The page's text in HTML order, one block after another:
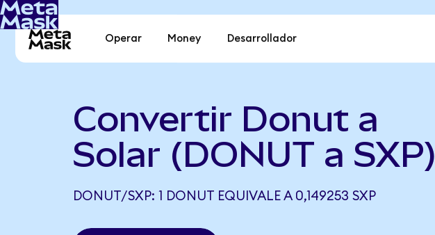
Operar Money Desarrollador
Convertir Donut a
Solar (DONUT a SXP)
DONUT/SXP: 1 DONUT EQUIVALE A 0,149253 SXP